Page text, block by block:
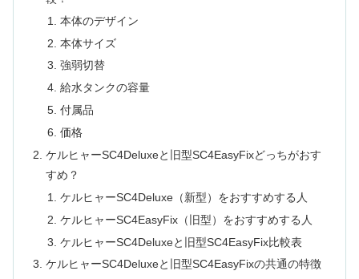
本体のデザイン
本体サイズ
強弱切替
給水タンクの容量
付属品
価格
ケルヒャーSC4Deluxeと旧型SC4EasyFixどっちがおす
すめ？
ケルヒャーSC4Deluxe（新型）をおすすめする人
ケルヒャーSC4EasyFix（旧型）をおすすめする人
ケルヒャーSC4Deluxeと旧型SC4EasyFix比較表
ケルヒャーSC4Deluxeと旧型SC4EasyFixの共通の特徴